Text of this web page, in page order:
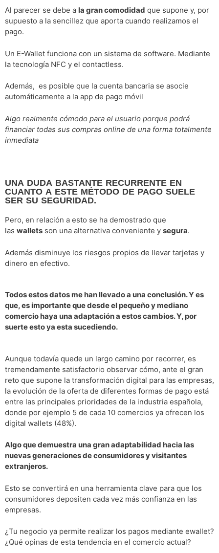
Al parecer se debe a la gran comodidad que supone y, por
supuesto a la sencillez que aporta cuando realizamos el
pago.
Un E-Wallet funciona con un sistema de software. Mediante
la tecnología NFC y el contactless.
Además, es posible que la cuenta bancaria se asocie
automáticamente a la app de pago móvil
Algo realmente cómodo para el usuario porque podrá
financiar todas sus compras online de una forma totalmente
inmediata
UNA DUDA BASTANTE RECURRENTE EN
CUANTO A ESTE MÉTODO DE PAGO SUELE
SER SU SEGURIDAD.
Pero, en relación a esto se ha demostrado que
las wallets son una alternativa conveniente y segura.
Además disminuye los riesgos propios de llevar tarjetas y
dinero en efectivo.
Todos estos datos me han llevado a una conclusión. Y es
que, es importante que desde el pequeño y mediano
comercio haya una adaptación a estos cambios. Y, por
suerte esto ya esta sucediendo.
Aunque todavía quede un largo camino por recorrer, es
tremendamente satisfactorio observar cómo, ante el gran
reto que supone la transformación digital para las empresas,
la evolución de la oferta de diferentes formas de pago está
entre las principales prioridades de la industria española,
donde por ejemplo 5 de cada 10 comercios ya ofrecen los
digital wallets (48%).
Algo que demuestra una gran adaptabilidad hacia las
nuevas generaciones de consumidores y visitantes
extranjeros.
Esto se convertirá en una herramienta clave para que los
consumidores depositen cada vez más confianza en las
empresas.
¿Tu negocio ya permite realizar los pagos mediante ewallet?
¿Qué opinas de esta tendencia en el comercio actual?